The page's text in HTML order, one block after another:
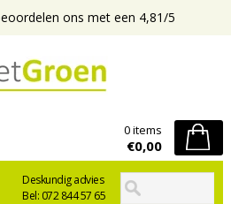
ons met een 4,81/5
Deskundig advies
Bel: 072 844 57 65
0 items
€0,00